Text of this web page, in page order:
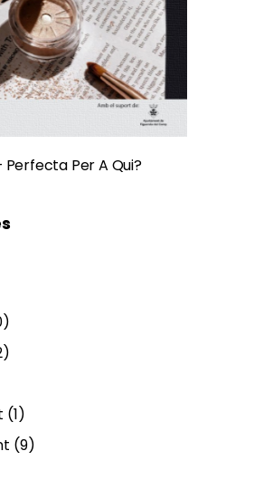
Per A Qui?
(1)
(9)